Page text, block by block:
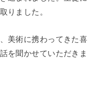
りました。
美術に携わってきた喜
を聞かせていただきま